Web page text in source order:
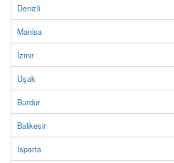
Denizli
Manisa
İzmir
Uşak
Burdur
Balıkesir
Isparta